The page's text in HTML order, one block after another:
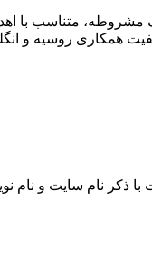
مشروطه، متناسب با
نام سایت و نام